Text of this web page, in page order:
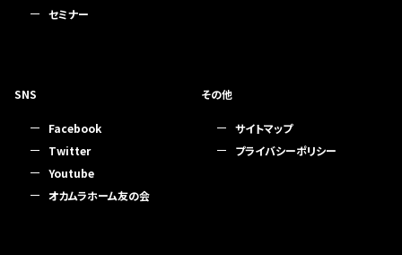
セミナー
SNS
Facebook
Twitter
Youtube
オカムラホーム友の会
その他
サイトマップ
プライバシーポリシー